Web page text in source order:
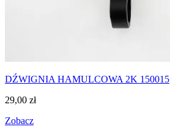
DŹWIGNIA HAMULCOWA 2K 150015
29,00 zł
Zobacz